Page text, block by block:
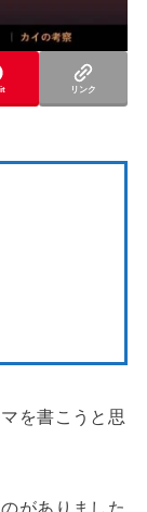
リンク
を書こうと思
がありました